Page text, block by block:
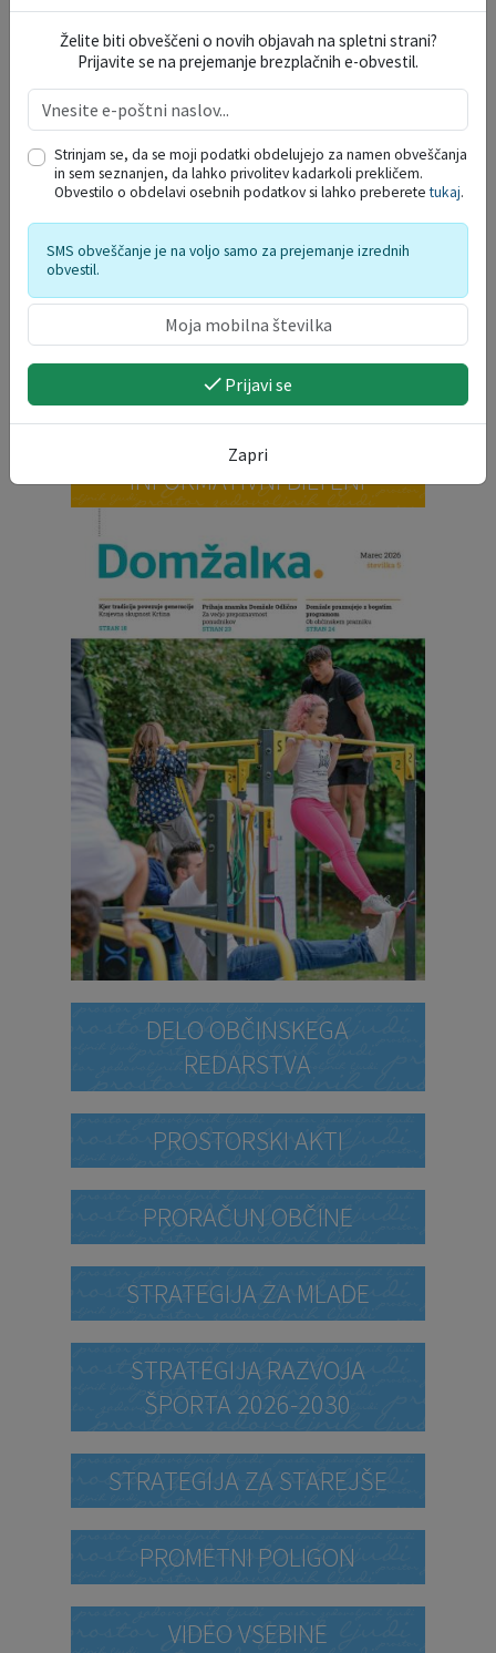
Joga v parku
09. 08. 2026
ŽUPANJIN KOLEDAR
19 Obisk mladih na gasilskem taboru v
30
AVG.
DAN DOMŽALSKIH PLANINCEV
Prikaži več
INFORMATIVNI BILTENI
DELO OBČINSKEGA
REDARSTVA
PROSTORSKI AKTI
PRORAČUN OBČINE
STRATEGIJA ZA MLADE
STRATEGIJA RAZVOJA
ŠPORTA 2026-2030
STRATEGIJA ZA STAREJŠE
PROMETNI POLIGON
VIDEO VSEBINE
Želite biti obveščeni o novih objavah na spletni strani?
Prijavite se na prejemanje brezplačnih e-obvestil.
Strinjam se, da se moji podatki obdelujejo za namen obveščanja
in sem seznanjen, da lahko privolitev kadarkoli prekličem.
Obvestilo o obdelavi osebnih podatkov si lahko preberetetukaj.
SMS obveščanje je na voljo samo za prejemanje izrednih
obvestil.
Prijavi se
Zapri